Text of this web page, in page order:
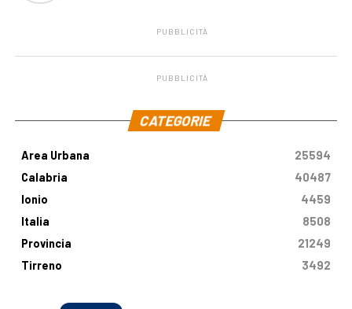
PUBBLICITÀ
PUBBLICITÀ
CATEGORIE
Area Urbana
25594
Calabria
40487
Ionio
4459
Italia
8508
Provincia
21249
Tirreno
3492